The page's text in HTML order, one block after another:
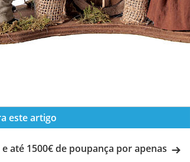
este artigo
e até 1500€ de poupança por apenas